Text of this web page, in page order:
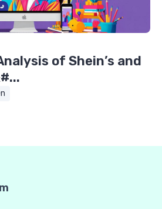
of Shein’s and